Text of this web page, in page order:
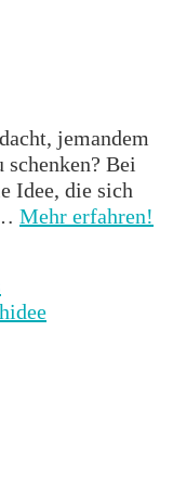
jemandem
schenken? Bei
Idee, die sich
Mehr erfahren!